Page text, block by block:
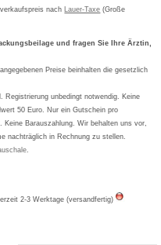
nach Lauer-Taxe (Große
und fragen Sie Ihre Ärztin,
Preise beinhalten die gesetzlich
Registrierung unbedingt notwendig. Keine
50 Euro. Nur ein Gutschein pro
Keine Barauszahlung. Wir behalten uns vor,
nachträglich in Rechnung zu stellen.
.
2-3 Werktage (versandfertig)